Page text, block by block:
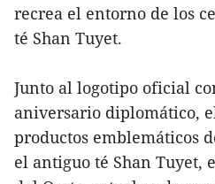
recrea el entorno de los
té Shan Tuyet.
Junto al logotipo oficial
aniversario diplomático,
productos emblemáticos
el antiguo té Shan Tuyet,